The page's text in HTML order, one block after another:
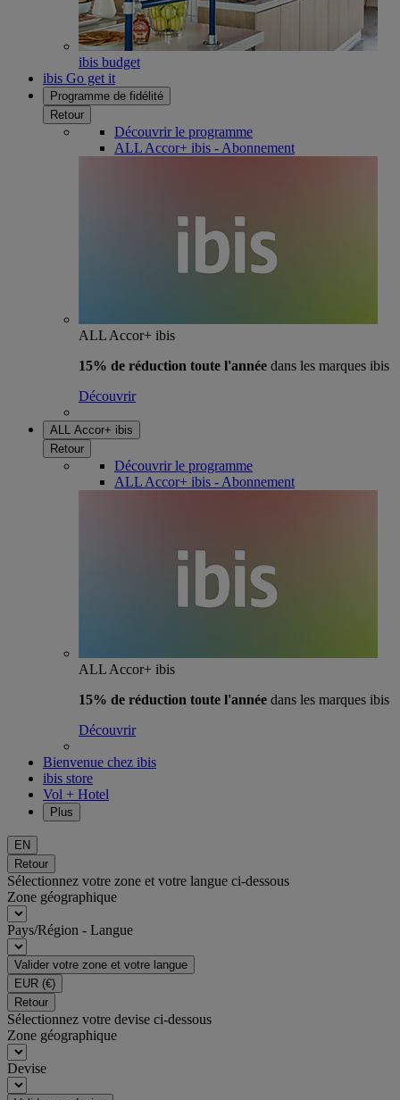
ibis budget
ibis Go get it
Programme de fidélité
Retour
Découvrir le programme
ALL Accor+ ibis - Abonnement
ALL Accor+ ibis
15% de réduction toute l'année dans les marques ibis
Découvrir
ALL Accor+ ibis
Retour
Découvrir le programme
ALL Accor+ ibis - Abonnement
ALL Accor+ ibis
15% de réduction toute l'année dans les marques ibis
Découvrir
Bienvenue chez ibis
ibis store
Vol + Hotel
Plus
EN
Retour
Sélectionnez votre zone et votre langue ci-dessous
Zone géographique
Pays/Région - Langue
Valider votre zone et votre langue
EUR (€)
Retour
Sélectionnez votre devise ci-dessous
Zone géographique
Devise